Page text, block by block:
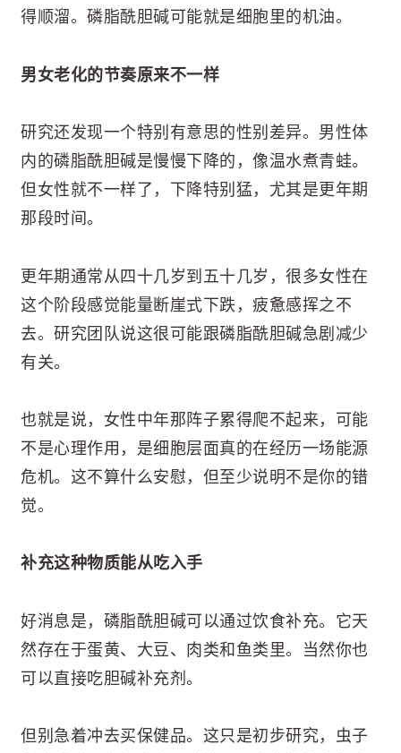
得顺溜。磷脂酰胆碱可能就是细胞里的机油。
男女老化的节奏原来不一样
研究还发现一个特别有意思的性别差异。男性体
内的磷脂酰胆碱是慢慢下降的，像温水煮青蛙。
但女性就不一样了，下降特别猛，尤其是更年期
那段时间。
更年期通常从四十几岁到五十几岁，很多女性在
这个阶段感觉能量断崖式下跌，疲惫感挥之不
去。研究团队说这很可能跟磷脂酰胆碱急剧减少
有关。
也就是说，女性中年那阵子累得爬不起来，可能
不是心理作用，是细胞层面真的在经历一场能源
危机。这不算什么安慰，但至少说明不是你的错
觉。
补充这种物质能从吃入手
好消息是，磷脂酰胆碱可以通过饮食补充。它天
然存在于蛋黄、大豆、肉类和鱼类里。当然你也
可以直接吃胆碱补充剂。
但别急着冲去买保健品。这只是初步研究，虫子